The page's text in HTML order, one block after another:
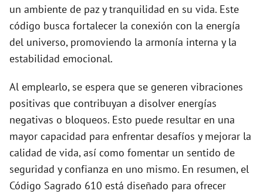
un ambiente de paz y tranquilidad en su vida. Este
código busca fortalecer la conexión con la energía
del universo, promoviendo la armonía interna y la
estabilidad emocional.
Al emplearlo, se espera que se generen vibraciones
positivas que contribuyan a disolver energías
negativas o bloqueos. Esto puede resultar en una
mayor capacidad para enfrentar desafíos y mejorar la
calidad de vida, así como fomentar un sentido de
seguridad y confianza en uno mismo. En resumen, el
Código Sagrado 610 está diseñado para ofrecer